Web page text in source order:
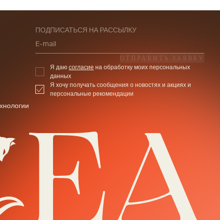
ПОДПИСАТЬСЯ НА РАССЫЛКУ
E-mail
ОТПРАВИТЬ ЗАЯВКУ
Я даю согласие на обработку моих персональных
данных
Я хочу получать сообщения о новостях и акциях и
персональные рекомендации